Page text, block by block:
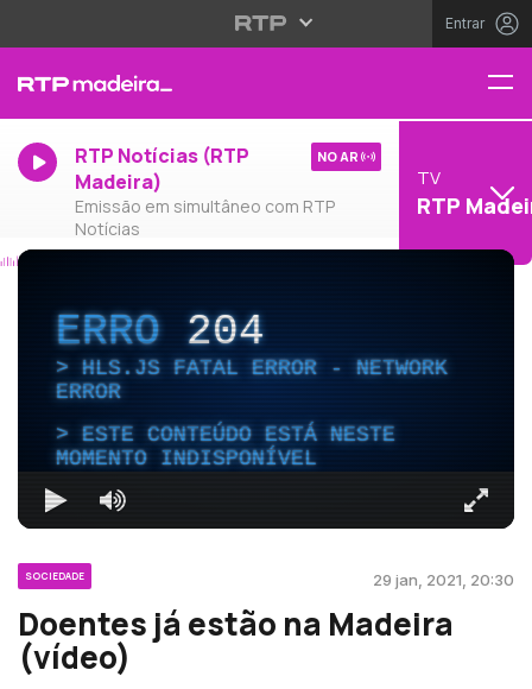
Entrar
RTP Notícias (RTP
Madeira)
Emissão em simultâneo com RTP
Notícias
NO AR
TV
RTP
ERRO204
HLS.JS FATAL ERROR - NETWORK
ERROR
ESTE CONTEÚDO ESTÁ NESTE
MOMENTO INDISPONÍVEL
SOCIEDADE 29 jan, 2021, 20:30
Doentes já estão na Madeira
(vídeo)